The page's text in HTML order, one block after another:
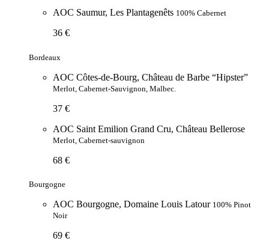
AOC Saumur, Les Plantagenêts 100% Cabernet
36 €
Bordeaux
AOC Côtes-de-Bourg, Château de Barbe “Hipster”
Merlot, Cabernet-Sauvignon, Malbec.
37 €
AOC Saint Emilion Grand Cru, Château Bellerose
Merlot, Cabernet-sauvignon
68 €
Bourgogne
AOC Bourgogne, Domaine Louis Latour 100% Pinot
Noir
69 €